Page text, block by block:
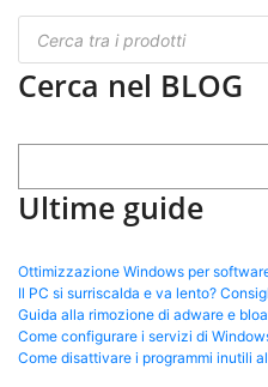
articoli
Products
search
Cerca nel BLOG
Ultime guide
Ottimizzazione Windows per
Il PC si surriscalda e va lento?
Guida alla rimozione di adware e
Come configurare i servizi di
Come disattivare i programmi inutili